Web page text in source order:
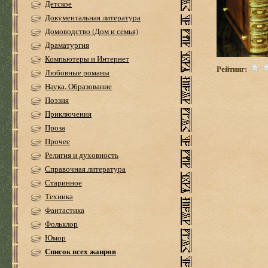
Детское
Документальная литература
Домоводство (Дом и семья)
Драматургия
Компьютеры и Интернет
Любовные романы
Наука, Образование
Поэзия
Приключения
Проза
Прочее
Религия и духовность
Справочная литература
Старинное
Техника
Фантастика
Фольклор
Юмор
Список всех жанров
Рейтинг: